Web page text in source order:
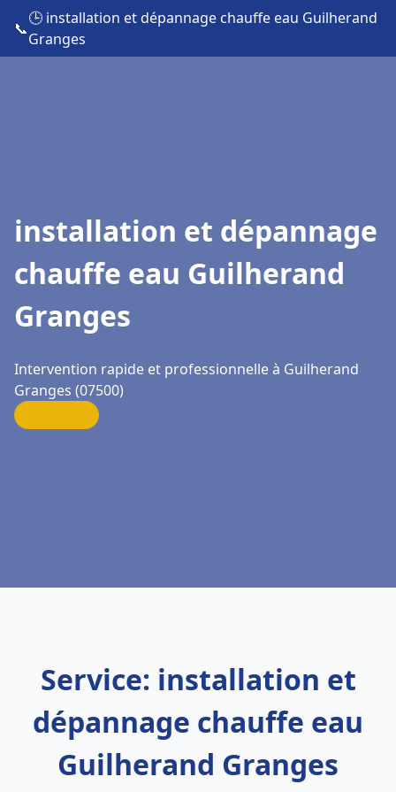
📞
🕒 installation et dépannage chauffe eau Guilherand
Granges
installation et dépannage
chauffe eau Guilherand
Granges
Intervention rapide et professionnelle à Guilherand
Granges (07500)
Service: installation et
dépannage chauffe eau
Guilherand Granges